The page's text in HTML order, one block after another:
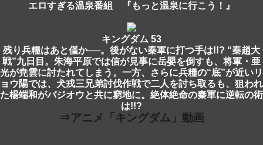
エロすぎる温泉番組 『もっと温泉に行こう！』
キングダム 53
残り兵糧はあと僅か──。後がない秦軍に打つ手は!!? “秦趙大
戦”九日目。朱海平原では信が見事に岳嬰を倒すも、将軍・亜
光が尭雲に討たれてしまう。一方、さらに兵糧の“底”が近いリ
ョウ陽では、犬戎三兄弟討伐作戦で二人を討ち取るも、狙われ
た楊端和がバジオウと共に窮地に。絶体絶命の秦軍に逆転の術
は!!?
⇒アニメ「キングダム」動画